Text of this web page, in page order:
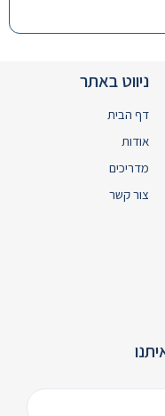
ניווט באתר
דף הבית
אודות
מדריכים
צור קשר